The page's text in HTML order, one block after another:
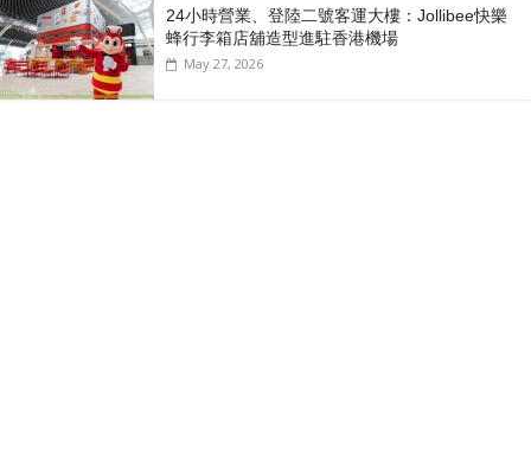
24小時營業、登陸二號客運大樓：Jollibee快樂
蜂行李箱店舖造型進駐香港機場
May 27, 2026